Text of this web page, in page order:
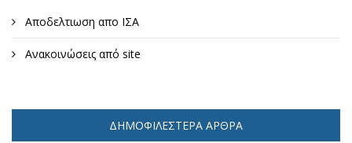
Αποδελτιωση απο ΙΣΑ
Ανακοινώσεις από site
ΔΗΜΟΦΙΛΈΣΤΕΡΑ ΆΡΘΡΑ